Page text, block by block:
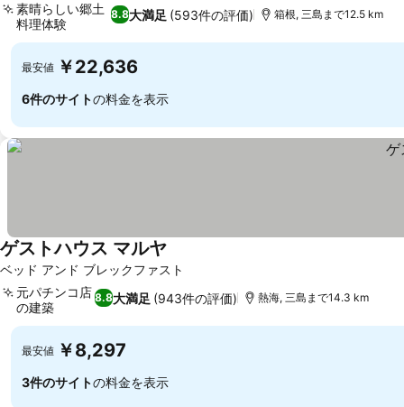
8.8大満足 (593件の評価)
素晴らしい郷土
料理体験
箱根, 三島まで12.5 km
最安値 ￥22,636
6件のサイトの料金を表示
ベッド アンド ブレックファスト
ゲストハウス マルヤ
8.8大満足 (943件の評価)
元パチンコ店
の建築
熱海, 三島まで14.3 km
最安値 ￥8,297
3件のサイトの料金を表示